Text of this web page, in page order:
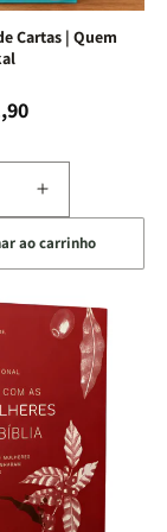
Espirituais
|
Cartas | Quem
Aumentar
a
quantidade
de
Jogo
Bíblico
Cartas
|
Quem
Sou
Eu
-
Penkal
ao carrinho